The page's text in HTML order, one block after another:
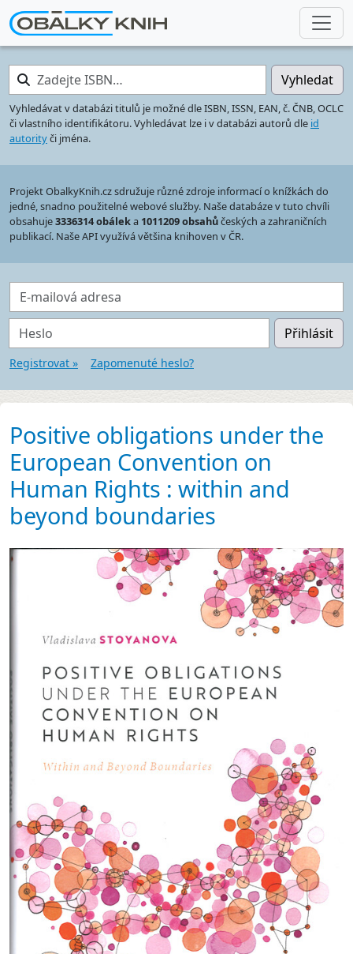
Zadejte ISBN… Vyhledat
Vyhledávat v databázi titulů je možné dle ISBN, ISSN, EAN, č. ČNB, OCLC
či vlastního identifikátoru. Vyhledávat lze i v databázi autorů dle id
autorityči jména.
Projekt ObalkyKnih.cz sdružuje různé zdroje informací o knížkách do
jedné, snadno použitelné webové služby. Naše databáze v tuto chvíli
obsahuje3336314 obáleka 1011209 obsahůčeských a zahraničních
publikací. Naše API využívá většina knihoven v ČR.
E-mailová adresa
Heslo Přihlásit
Registrovat » Zapomenuté heslo?
Positive obligations under the
European Convention on
Human Rights : within and
beyond boundaries